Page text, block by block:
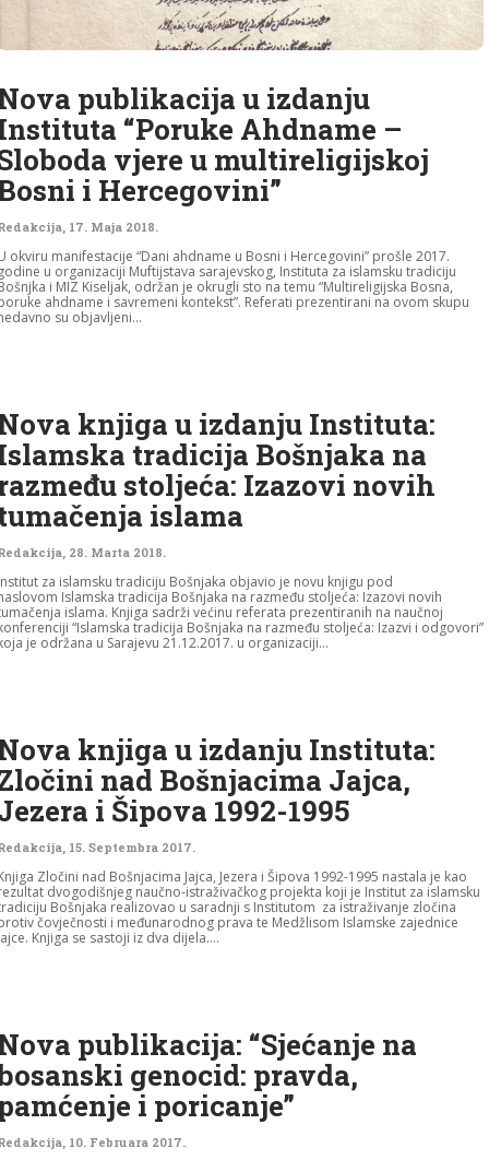
publikacija u izdanju
“Poruke Ahdname –
vjere u multireligijskoj
i Hercegovini”
17. Maja 2018.
okviru manifestacije “Dani ahdname u Bosni i Hercegovini” prošle 2017.
u organizaciji Muftijstava sarajevskog, Instituta za islamsku tradiciju
i MIZ Kiseljak, održan je okrugli sto na temu “Multireligijska Bosna,
ahdname i savremeni kontekst”. Referati prezentirani na ovom skupu
su objavljeni...
knjiga u izdanju Instituta:
tradicija Bošnjaka na
stoljeća: Izazovi novih
islama
28. Marta 2018.
za islamsku tradiciju Bošnjaka objavio je novu knjigu pod
Islamska tradicija Bošnjaka na razmeđu stoljeća: Izazovi novih
islama. Knjiga sadrži većinu referata prezentiranih na naučnoj
“Islamska tradicija Bošnjaka na razmeđu stoljeća: Izazvi i odgovori”
je održana u Sarajevu 21.12.2017. u organizaciji...
knjiga u izdanju Instituta:
nad Bošnjacima Jajca,
i Šipova 1992-1995
15. Septembra 2017.
Zločini nad Bošnjacima Jajca, Jezera i Šipova 1992-1995 nastala je kao
dvogodišnjeg naučno-istraživačkog projekta koji je Institut za islamsku
Bošnjaka realizovao u saradnji s Institutom za istraživanje zločina
čovječnosti i međunarodnog prava te Medžlisom Islamske zajednice
Knjiga se sastoji iz dva dijela....
publikacija: “Sjećanje na
genocid: pravda,
i poricanje”
10. Februara 2017.